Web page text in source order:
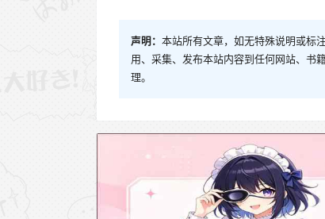
声明： 本站所有文章，如无特殊说明或标
用、采集、发布本站内容到任何网站、书
理。